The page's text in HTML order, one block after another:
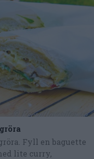
Fyll en baguette
lite curry,